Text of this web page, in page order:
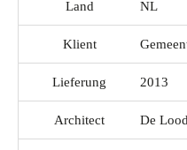
Land NL
Klient
Lieferung 2013
Architect De